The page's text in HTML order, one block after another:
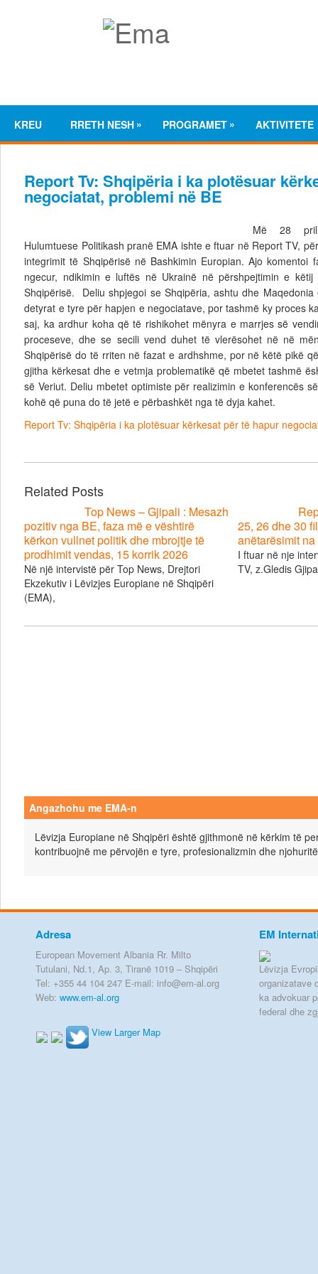
KREU RRETH NESH » PROGRAMET » AKTIVITETE
Report Tv: Shqipëria i ka plotësuar
negociatat, problemi në BE
Më 28
Hulumtuese Politikash pranë EMA ishte e ftuar në Report TV,
integrimit të Shqipërisë në Bashkimin Europian. Ajo komentoi
ngecur, ndikimin e luftës në Ukrainë në përshpejtimin e
Shqipërisë. Deliu shpjegoi se Shqipëria, ashtu dhe
detyrat e tyre për hapjen e negociatave, por tashmë ky proces
saj, ka ardhur koha që të rishikohet mënyra e marrjes së
proceseve, dhe se secili vend duhet të vlerësohet në në
Shqipërisë do të rriten në fazat e ardhshme, por në këtë pikë
gjitha kërkesat dhe e vetmja problematikë që mbetet tashmë
së Veriut. Deliu mbetet optimiste për realizimin e konferencës
kohë që puna do të jetë e përbashkët nga të dyja kahet.
Report Tv: Shqipëria i ka plotësuar kërkesat për të hapur
Related Posts
Top News – Gjipali : Mesazh
pozitiv nga BE, faza më e vështirë
kërkon vullnet politik dhe mbrojtje të
prodhimit vendas, 15 korrik 2026
Në një intervistë për Top News, Drejtori
Ekzekutiv i Lëvizjes Europiane në Shqipëri
(EMA),
25, 26 dhe 30
anëtarësimit
I ftuar në nje
TV, z.Gledis
Angazhohu me EMA-n
Lëvizja Europiane në Shqipëri është gjithmonë në kërkim të
kontribuojnë me përvojën e tyre, profesionalizmin dhe
Adresa
European Movement Albania Rr. Milto
Tutulani, Nd.1, Ap. 3, Tiranë 1019 – Shqipëri
Tel: +355 44 104 247 E-mail: info@em-al.org
Web: www.em-al.org
View Larger Map
EM
Lëvizja
organizatave
ka advokuar
federal dhe